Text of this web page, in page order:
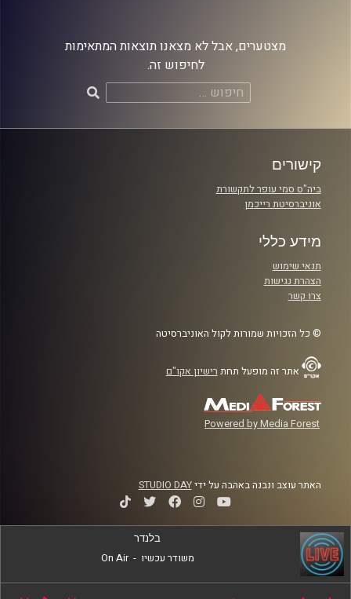
מצטערים, אבל לא מצאנו תוצאות המתאימות
לחיפוש זה.
חיפוש:
קישורים
ביה"ס סמי עופר לתקשורת
אוניברסיטת רייכמן
מידע כללי
תנאי שימוש
הצהרת נגישות
צרו קשר
© כל הזכויות שמורות לקול האוניברסיטה
אתר זה מופעל תחת רישיון אקו"ם
Powered by Media Forest
האתר עוצב ונבנה באהבה על ידיSTUDIO DAY
בלנדר
משודר עכשיו -
On Air